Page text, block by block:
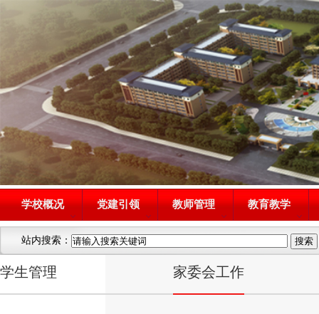
学校概况 党建引领 教师管理 教育教学
站内搜索：
学生管理 家委会工作